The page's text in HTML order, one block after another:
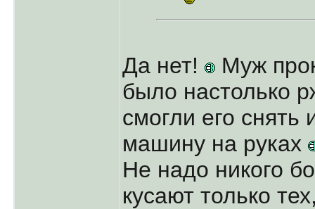
Да нет!
Муж
было настолько
смогли его снять
машину на руках
Не надо никого
кусают только